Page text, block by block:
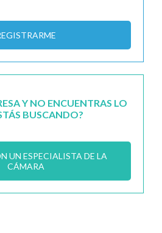
Y NO ENCUENTRAS LO
BUSCANDO?
UN ESPECIALISTA DE LA
CÁMARA